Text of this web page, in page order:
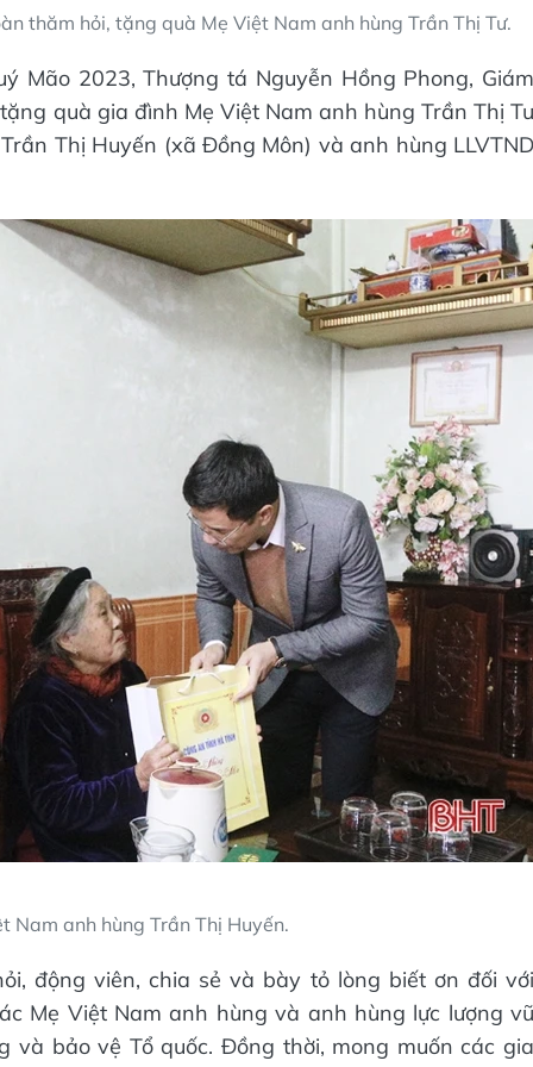
thăm hỏi, tặng quà Mẹ Việt Nam anh hùng Trần Thị Tư.
Mão 2023, Thượng tá Nguyễn Hồng Phong, Giám
quà gia đình Mẹ Việt Nam anh hùng Trần Thị Tư
Thị Huyến (xã Đồng Môn) và anh hùng LLVTND
Nam anh hùng Trần Thị Huyến.
động viên, chia sẻ và bày tỏ lòng biết ơn đối với
Mẹ Việt Nam anh hùng và anh hùng lực lượng vũ
bảo vệ Tổ quốc. Đồng thời, mong muốn các gia